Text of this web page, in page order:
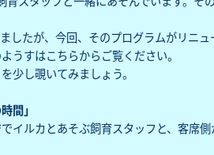
たが、今回、そのプログラムがリニュ
うすはこちらからご覧ください。
少し覗いてみましょう。
間」
イルカとあそぶ飼育スタッフと、客席